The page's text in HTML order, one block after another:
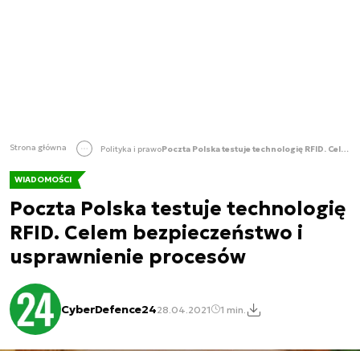
Strona główna Polityka i prawo Poczta Polska testuje technologię RFID. Celem bezpieczeństwo i usprawnienie procesów
WIADOMOŚCI
Poczta Polska testuje technologię
RFID. Celem bezpieczeństwo i
usprawnienie procesów
CyberDefence2428.04.2021 1 min.